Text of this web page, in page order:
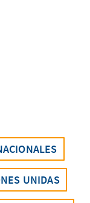
UNIDAS